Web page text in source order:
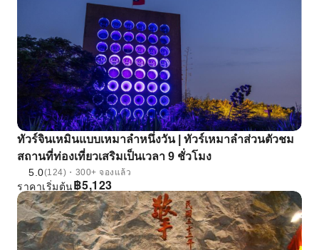
ทัวร์จินเหมินแบบเหมาลําหนึ่งวัน | ทัวร์เหมาลําส่วนตัวชม
สถานที่ท่องเที่ยวเสริมเป็นเวลา 9 ชั่วโมง
5.0(124)・300+ จองแล้ว
฿5,123
ราคาเริ่มต้น